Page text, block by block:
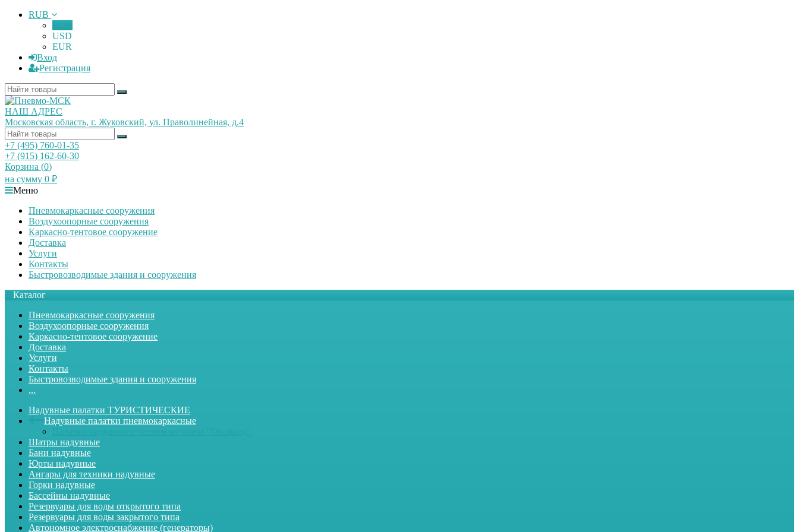
RUB
USD
EUR
Вход
Регистрация
НАШ АДРЕС
Московская область, г. Жуковский, ул. Праволинейная, д.4
+7 (495) 760-01-35
+7 (915) 162-60-30
Корзина (0)
на сумму 0 ₽
Меню
Пневмокаркасные сооружения
Воздухоопорные сооружения
Каркасно-тентовое сооружение
Доставка
Услуги
Контакты
Быстровозводимые здания и сооружения
Каталог
Пневмокаркасные сооружения
Воздухоопорные сооружения
Каркасно-тентовое сооружение
Доставка
Услуги
Контакты
Быстровозводимые здания и сооружения
...
Надувные палатки ТУРИСТИЧЕСКИЕ
Надувные палатки пневмокаркасные
Шатры надувные
Бани надувные
Юрты надувные
Ангары для техники надувные
Горки надувные
Бассейны надувные
Резервуары для воды открытого типа
Резервуары для воды закрытого типа
Автономное электроснабжение (генераторы)